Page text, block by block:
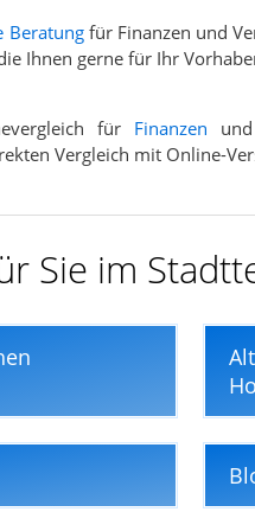
Beratungfür Finanzen und
Ihnen gerne für Ihr
für Finanzen
Vergleich mit Online-
Sie im